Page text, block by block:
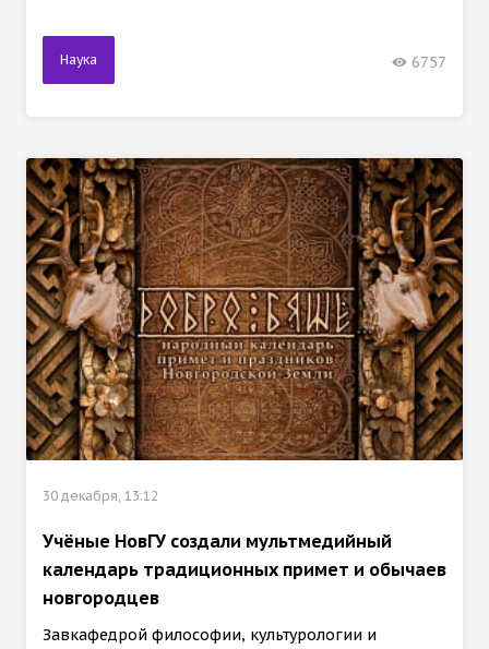
Наука 6757
30 декабря, 13:12
Учёные НовГУ создали мультмедийный
календарь традиционных примет и обычаев
новгородцев
Завкафедрой философии, культурологии и